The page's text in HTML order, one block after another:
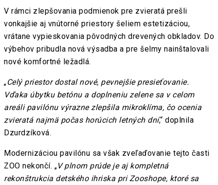
V rámci zlepšovania podmienok pre zvieratá prešli
vonkajšie aj vnútorné priestory šeliem estetizáciou,
vrátane vypieskovania pôvodných drevených obkladov. Do
výbehov pribudla nová výsadba a pre šelmy nainštalovali
nové komfortné ležadlá.
„Celý priestor dostal nové, pevnejšie presieťovanie.
Vďaka úbytku betónu a doplneniu zelene sa v celom
areáli pavilónu výrazne zlepšila mikroklíma, čo ocenia
zvieratá najmä počas horúcich letných dní,“ doplnila
Dzurdzíková.
Modernizáciou pavilónu sa však zveľaďovanie tejto časti
ZOO nekončí. „V plnom prúde je aj kompletná
rekonštrukcia detského ihriska pri Zooshope, ktoré sa